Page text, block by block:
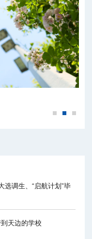
选调生、“启航计划”毕
天边的学校